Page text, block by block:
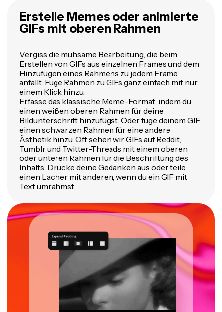
Erstelle Memes oder animierte
GIFs mit oberen Rahmen
Vergiss die mühsame Bearbeitung, die beim
Erstellen von GIFs aus einzelnen Frames und dem
Hinzufügen eines Rahmens zu jedem Frame
anfällt. Füge Rahmen zu GIFs ganz einfach mit nur
einem Klick hinzu.
Erfasse das klassische Meme-Format, indem du
einen weißen oberen Rahmen für deine
Bildunterschrift hinzufügst. Oder füge deinem GIF
einen schwarzen Rahmen für eine andere
Ästhetik hinzu. Oft sehen wir GIFs auf Reddit,
Tumblr und Twitter-Threads mit einem oberen
oder unteren Rahmen für die Beschriftung des
Inhalts. Drücke deine Gedanken aus oder teile
einen Lacher mit anderen, wenn du ein GIF mit
Text umrahmst.